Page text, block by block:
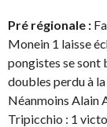
Pré régionale :
Monein 1 laisse
pongistes se sont
doubles perdu à
Néanmoins Alain
Tripicchio : 1